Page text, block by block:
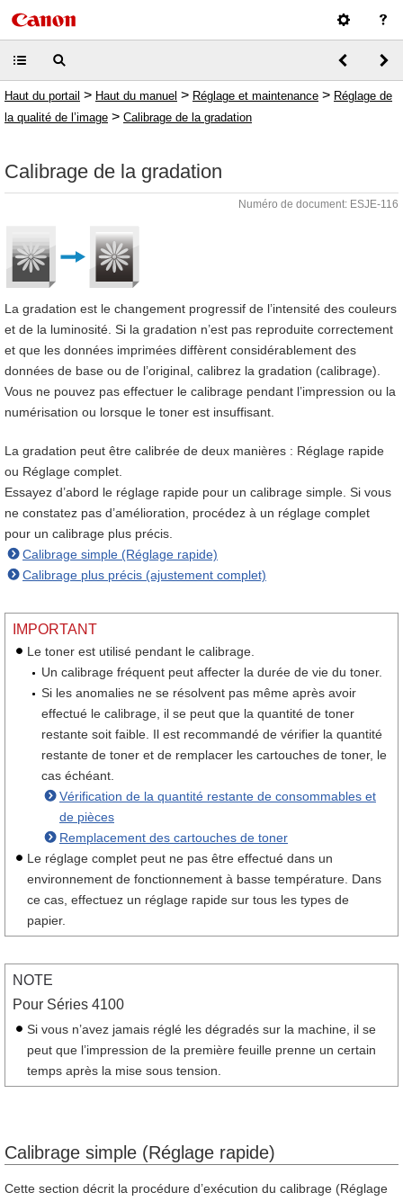
Haut du portail > Haut du manuel > Réglage et maintenance > Réglage de
la qualité de l’image > Calibrage de la gradation
Calibrage de la gradation
Numéro de document: ESJE-116
La gradation est le changement progressif de l’intensité des couleurs
et de la luminosité. Si la gradation n’est pas reproduite correctement
et que les données imprimées diffèrent considérablement des
données de base ou de l’original, calibrez la gradation (calibrage).
Vous ne pouvez pas effectuer le calibrage pendant l’impression ou la
numérisation ou lorsque le toner est insuffisant.
La gradation peut être calibrée de deux manières : Réglage rapide
ou Réglage complet.
Essayez d’abord le réglage rapide pour un calibrage simple. Si vous
ne constatez pas d’amélioration, procédez à un réglage complet
pour un calibrage plus précis.
Calibrage simple (Réglage rapide)
Calibrage plus précis (ajustement complet)
IMPORTANT
Le toner est utilisé pendant le calibrage.
Un calibrage fréquent peut affecter la durée de vie du toner.
Si les anomalies ne se résolvent pas même après avoir
effectué le calibrage, il se peut que la quantité de toner
restante soit faible. Il est recommandé de vérifier la quantité
restante de toner et de remplacer les cartouches de toner, le
cas échéant.
Vérification de la quantité restante de consommables et
de pièces
Remplacement des cartouches de toner
Le réglage complet peut ne pas être effectué dans un
environnement de fonctionnement à basse température. Dans
ce cas, effectuez un réglage rapide sur tous les types de
papier.
NOTE
Pour Séries 4100
Si vous n’avez jamais réglé les dégradés sur la machine, il se
peut que l’impression de la première feuille prenne un certain
temps après la mise sous tension.
Calibrage simple (Réglage rapide)
Cette section décrit la procédure d’exécution du calibrage (Réglage